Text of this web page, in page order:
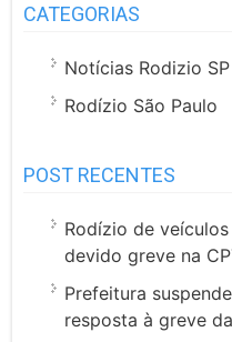
CATEGORIAS
Notícias Rodizio SP
Rodízio São Paulo
POST RECENTES
Rodízio de
devido greve na
Prefeitura
resposta à greve